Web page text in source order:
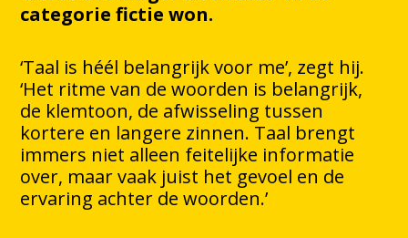
categorie fictie won.
‘Taal is héél belangrijk voor me’, zegt hij.
‘Het ritme van de woorden is belangrijk,
de klemtoon, de afwisseling tussen
kortere en langere zinnen. Taal brengt
immers niet alleen feitelijke informatie
over, maar vaak juist het gevoel en de
ervaring achter de woorden.’